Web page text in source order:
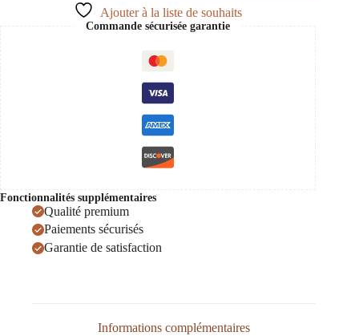
Ajouter à la liste de souhaits
Commande sécurisée garantie
Fonctionnalités supplémentaires
Qualité premium
Paiements sécurisés
Garantie de satisfaction
Informations complémentaires